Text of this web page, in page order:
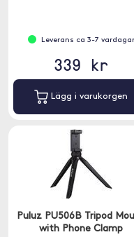
Leverans ca 3-7 vardagar
339 kr
Lägg i varukorgen
Puluz PU506B Tripod
with Phone Clamp